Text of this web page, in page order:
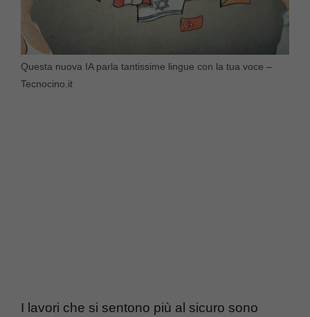
Questa nuova IA parla tantissime lingue con la tua voce –
Tecnocino.it
I lavori che si sentono più al sicuro sono